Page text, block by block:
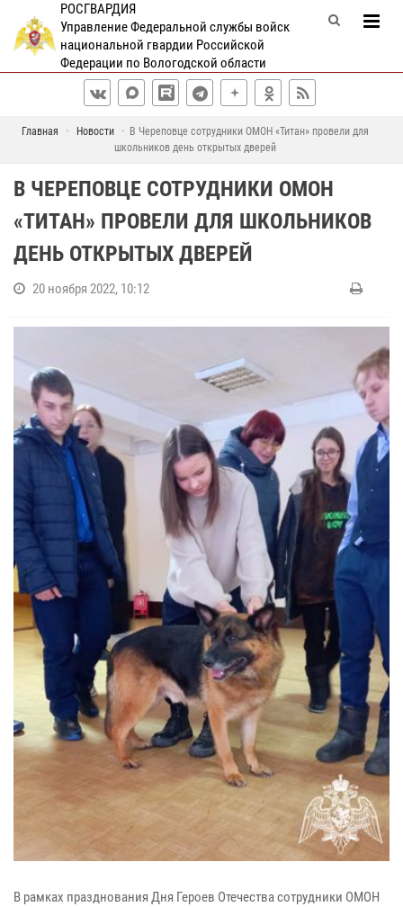
РОСГВАРДИЯ
Управление Федеральной службы войск
национальной гвардии Российской
Федерации по Вологодской области
Главная Новости
В Череповце сотрудники ОМОН «Титан» провели для
школьников день открытых дверей
В ЧЕРЕПОВЦЕ СОТРУДНИКИ ОМОН
«ТИТАН» ПРОВЕЛИ ДЛЯ ШКОЛЬНИКОВ
ДЕНЬ ОТКРЫТЫХ ДВЕРЕЙ
20 ноября 2022, 10:12
В рамках празднования Дня Героев Отечества сотрудники ОМОН